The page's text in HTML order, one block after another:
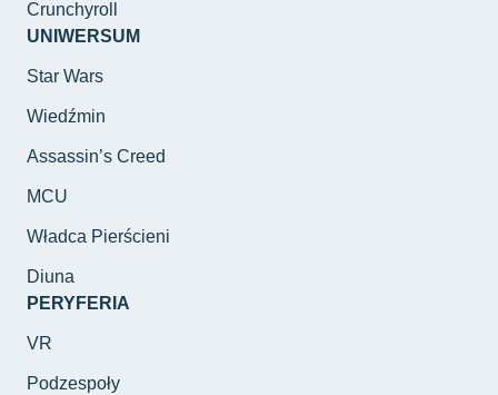
Crunchyroll
UNIWERSUM
Star Wars
Wiedźmin
Assassin’s Creed
MCU
Władca Pierścieni
Diuna
PERYFERIA
VR
Podzespoły